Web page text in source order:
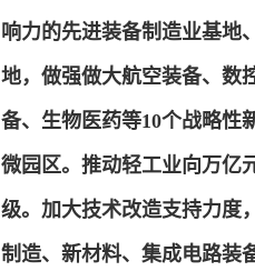
响力的先进装备制造业基地
地，做强做大航空装备、数
备、生物医药等10个战略性
微园区。推动轻工业向万亿
级。加大技术改造支持力度
制造、新材料、集成电路装